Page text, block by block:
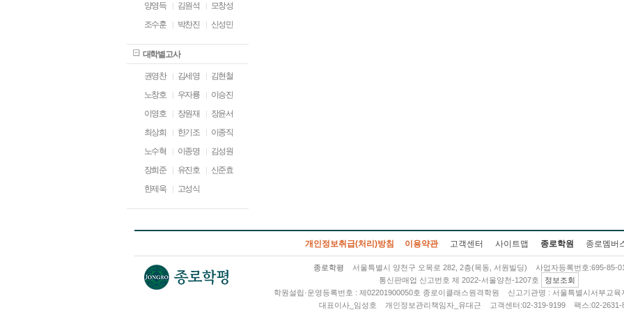
양영득 김원석
모창성
조수훈
박찬진 신성민
대학별고사
권영찬 김세영
김현철
노창호
우자룡
이승진
이영호
장원재
장윤서
최상희
한기조
이종직
노수혁
이종명
김성원
장희준
유진호
신준효
한제욱
고성식
개인정보취급(처리)방침 이용약관 고객센터 사이트맵 종로학원 종로멤버
종로학평 서울특별시 양천구 오목로 282, 2층(목동, 서원빌딩)
사업자등록번호:695-85-
통신판매업 신고번호 제 2022-서울양천-1207호
정보조회
학원설립·운영등록번호 : 제02201900050호 종로이클래스원격학원
신고기관명 : 서울특별시서부교육
대표이사_임성호
개인정보관리책임자_유대근 고객센터:02-319-9199 팩스:02-2631-